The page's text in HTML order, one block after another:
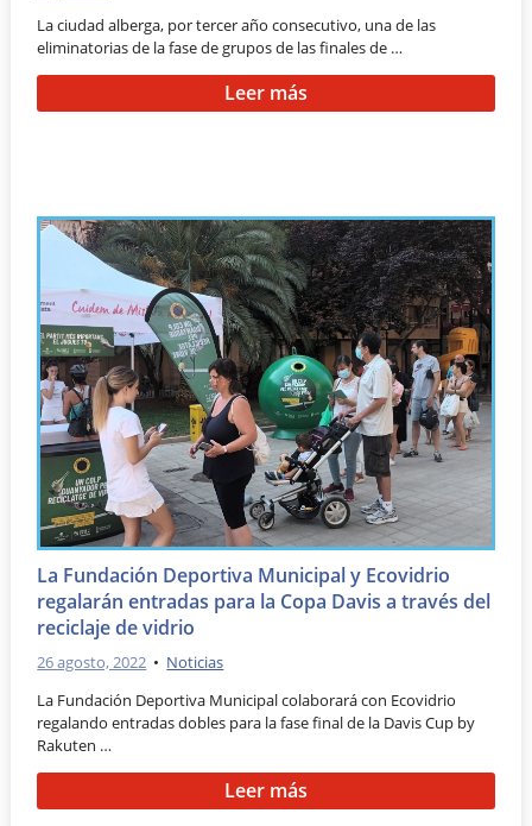
La ciudad alberga, por tercer año consecutivo, una de las
eliminatorias de la fase de grupos de las finales de …
Leer más
La Fundación Deportiva Municipal y Ecovidrio
regalarán entradas para la Copa Davis a través del
reciclaje de vidrio
26 agosto, 2022 • Noticias
La Fundación Deportiva Municipal colaborará con Ecovidrio
regalando entradas dobles para la fase final de la Davis Cup by
Rakuten …
Leer más